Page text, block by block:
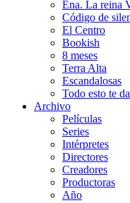
Ena. La reina
Código de
El Centro
Bookish
8 meses
Terra Alta
Escandalosas
Todo esto te
Archivo
Películas
Series
Intérpretes
Directores
Creadores
Productoras
Año